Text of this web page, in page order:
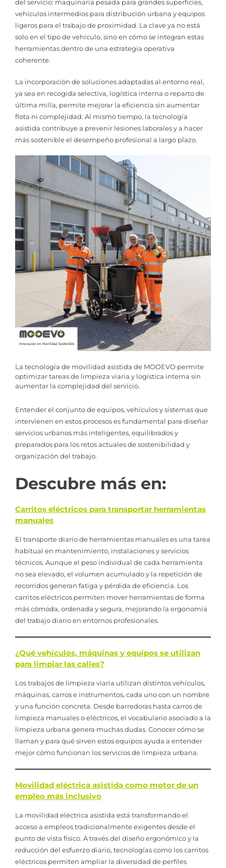
del servicio: maquinaria pesada para grandes superficies,
vehículos intermedios para distribución urbana y equipos
ligeros para el trabajo de proximidad. La clave ya no está
solo en el tipo de vehículo, sino en cómo se integran estas
herramientas dentro de una estrategia operativa
coherente.
La incorporación de soluciones adaptadas al entorno real,
ya sea en recogida selectiva, logística interna o reparto de
última milla, permite mejorar la eficiencia sin aumentar
flota ni complejidad. Al mismo tiempo, la tecnología
asistida contribuye a prevenir lesiones laborales y a hacer
más sostenible el desempeño profesional a largo plazo.
La tecnología de movilidad asistida de MOOEVO permite
optimizar tareas de limpieza viaria y logística interna sin
aumentar la complejidad del servicio.
Entender el conjunto de equipos, vehículos y sistemas que
intervienen en estos procesos es fundamental para diseñar
servicios urbanos más inteligentes, equilibrados y
preparados para los retos actuales de sostenibilidad y
organización del trabajo.
Descubre más en:
Carritos eléctricos para transportar herramientas
manuales
El transporte diario de herramientas manuales es una tarea
habitual en mantenimiento, instalaciones y servicios
técnicos. Aunque el peso individual de cada herramienta
no sea elevado, el volumen acumulado y la repetición de
recorridos generan fatiga y pérdida de eficiencia. Los
carritos eléctricos permiten mover herramientas de forma
más cómoda, ordenada y segura, mejorando la ergonomía
del trabajo diario en entornos profesionales.
¿Qué vehículos, máquinas y equipos se utilizan
para limpiar las calles?
Los trabajos de limpieza viaria utilizan distintos vehículos,
máquinas, carros e instrumentos, cada uno con un nombre
y una función concreta. Desde barredoras hasta carros de
limpieza manuales o eléctricos, el vocabulario asociado a la
limpieza urbana genera muchas dudas. Conocer cómo se
llaman y para qué sirven estos equipos ayuda a entender
mejor cómo funcionan los servicios de limpieza urbana.
Movilidad eléctrica asistida como motor de un
empleo más inclusivo
La movilidad eléctrica asistida está transformando el
acceso a empleos tradicionalmente exigentes desde el
punto de vista físico. A través del diseño ergonómico y la
reducción del esfuerzo diario, tecnologías como los carritos
eléctricos permiten ampliar la diversidad de perfiles